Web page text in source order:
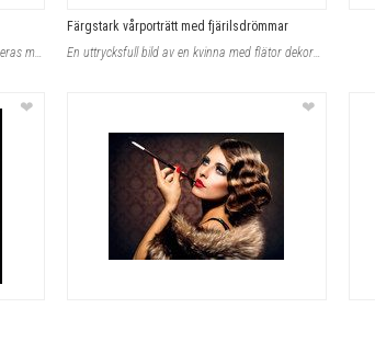
En harmonisk ton av mjuk akvarell kombineras med livfulla färgstänk som fångar e
Färgstark vårporträtt med fjärilsdrömmar
En uttrycksfull bild av en kvinna med flätor dekorerade med blommor och fjärilsi
❤ ❤